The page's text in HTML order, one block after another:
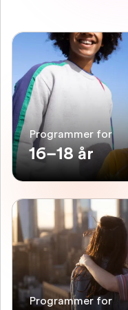
Programmer for
16–18 år
Programmer for